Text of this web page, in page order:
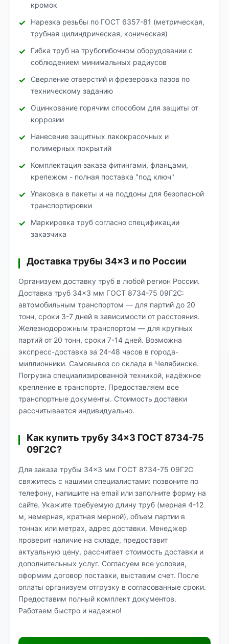
кромок
Нарезка резьбы по ГОСТ 6357-81 (метрическая,
трубная цилиндрическая, коническая)
Гибка труб на трубогибочном оборудовании с
соблюдением минимальных радиусов
Сверление отверстий и фрезеровка пазов по
техническому заданию
Оцинкование горячим способом для защиты от
коррозии
Нанесение защитных лакокрасочных и
полимерных покрытий
Комплектация заказа фитингами, фланцами,
крепежом - полная поставка "под ключ"
Упаковка в пакеты и на поддоны для безопасной
транспортировки
Маркировка труб согласно спецификации
заказчика
Доставка трубы 34×3 и по России
Организуем доставку труб в любой регион России.
Доставка труб 34×3 мм ГОСТ 8734-75 09Г2С:
автомобильным транспортом — для партий до 20
тонн, сроки 3-7 дней в зависимости от расстояния.
Железнодорожным транспортом — для крупных
партий от 20 тонн, сроки 7-14 дней. Возможна
экспресс-доставка за 24-48 часов в города-
миллионники. Самовывоз со склада в Челябинске.
Погрузка специализированной техникой, надёжное
крепление в транспорте. Предоставляем все
транспортные документы. Стоимость доставки
рассчитывается индивидуально.
Как купить трубу 34×3 ГОСТ 8734-75
09Г2С?
Для заказа трубы 34×3 мм ГОСТ 8734-75 09Г2С
свяжитесь с нашими специалистами: позвоните по
телефону, напишите на email или заполните форму на
сайте. Укажите требуемую длину труб (мерная 4-12
м, немерная, кратная мерной), объем партии в
тоннах или метрах, адрес доставки. Менеджер
проверит наличие на складе, предоставит
актуальную цену, рассчитает стоимость доставки и
дополнительных услуг. Согласуем все условия,
оформим договор поставки, выставим счет. После
оплаты организуем отгрузку в согласованные сроки.
Предоставим полный комплект документов.
Работаем быстро и надежно!